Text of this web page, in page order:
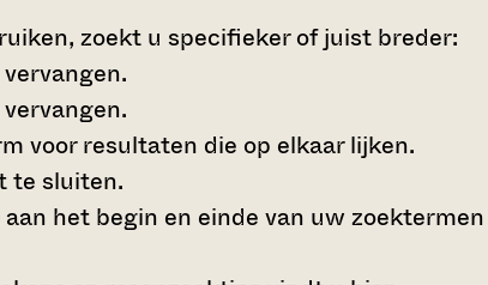
zoekt u specifieker of juist breder:
voor resultaten die op elkaar lijken.
te sluiten.
aan het begin en einde van uw